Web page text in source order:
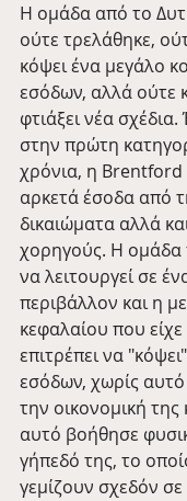
Η ομάδα από το
ούτε τρελάθηκε,
κόψει ένα μεγάλο
εσόδων, αλλά ούτε
φτιάξει νέα
στην πρώτη
χρόνια, η Brentford
αρκετά έσοδα από
δικαιώματα αλλά
χορηγούς. Η ομάδα
να λειτουργεί σε
περιβάλλον και η
κεφαλαίου που
επιτρέπει να
εσόδων, χωρίς
την οικονομική
αυτό βοήθησε
γήπεδό της, το
γεμίζουν σχεδόν